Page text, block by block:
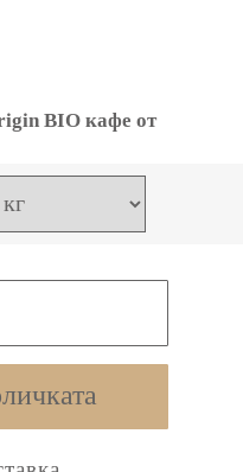
BIO кафе от